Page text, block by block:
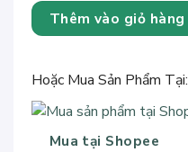
500gr
Nấm
Ngư
Khô
Thêm vào giỏ hàng
Hoặc Mua Sản Phẩm Tại:
Mua tại Shopee